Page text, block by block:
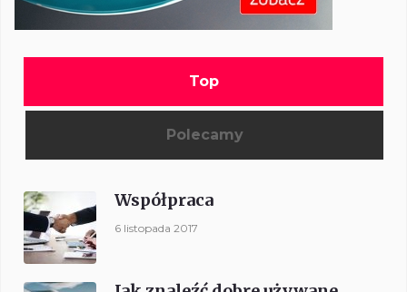
Top
Polecamy
Współpraca
6 listopada 2017